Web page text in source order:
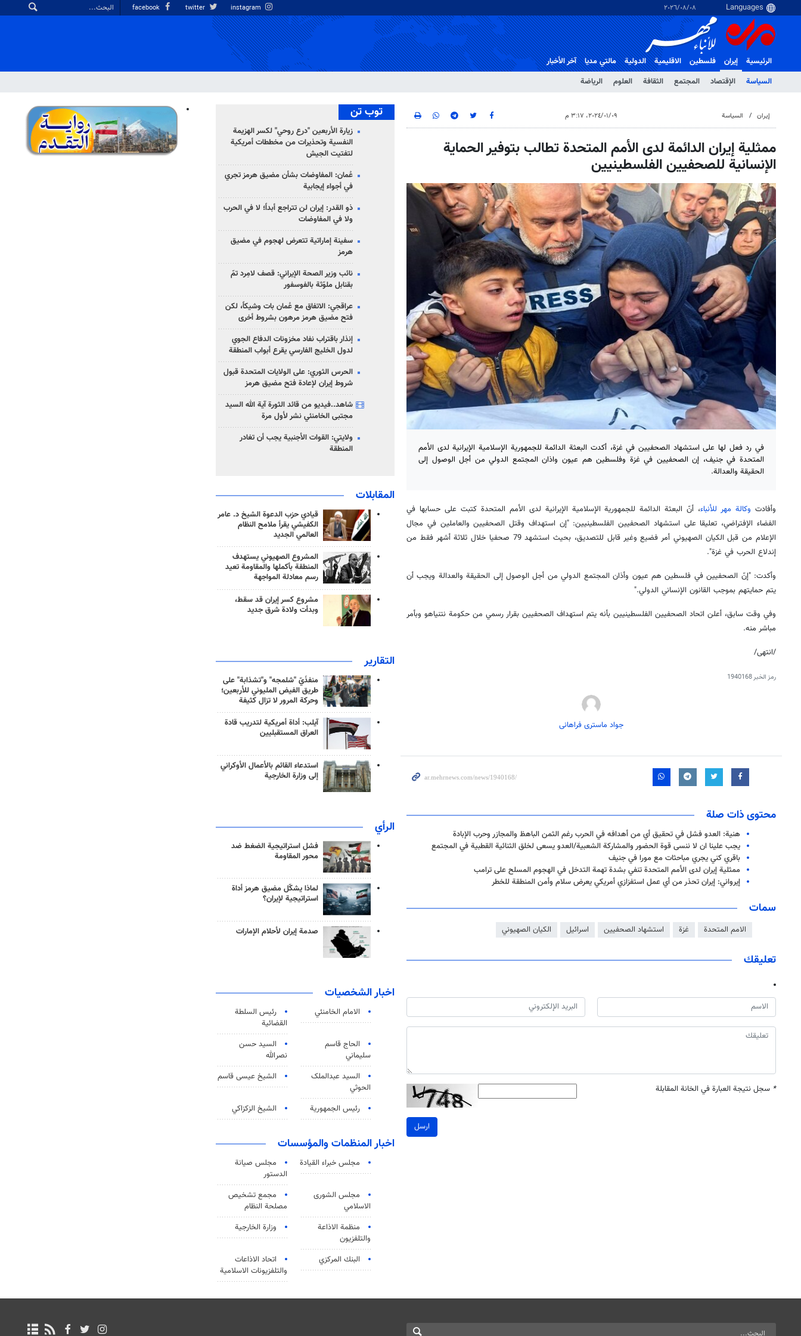
٠٨‏/٠٨‏/٢٠٢٦
الرئيسية
إيران
السياسة
الإقتصاد المجتمع الثقافة العلوم الرياضة
فلسطین الاقلیمیة الدولية مالتي مدیا آخر الأخبار
إيران السياسة ٠٩‏/٠١‏/٢٠٢٤، ٣:١٧ م
ممثلية إيران الدائمة لدى الأمم المتحدة تطالب بتوفير الحماية
الإنسانية للصحفيين الفلسطينيين
في رد فعل لها على استشهاد الصحفيين في غزة، أكدت البعثة الدائمة للجمهورية الإسلامية الإيرانية لدى الأمم
المتحدة في جنيف، إن الصحفيين في غزة وفلسطين هم عيون واذان المجتمع الدولي من أجل الوصول إلى
الحقيقة والعدالة.
وأفادت وكالة مهر للأنباء، أنّ البعثة الدائمة للجمهورية الإسلامية الإيرانية لدى الأمم المتحدة كتبت على حسابها في
الفضاء الإفتراضي، تعليقا على استشهاد الصحفيين الفلسطينيين: "إن استهداف وقتل الصحفيين والعاملين في مجال
الإعلام من قبل الكيان الصهيوني أمر فضيع وغير قابل للتصديق، بحيث استشهد 79 صحفيا خلال ثلاثة أشهر فقط من
إندلاع الحرب في غزة".
وأكدت: "إنّ الصحفيين في فلسطين هم عيون وأذان المجتمع الدولي من أجل الوصول إلى الحقيقة والعدالة ويجب أن
يتم حمايتهم بموجب القانون الإنساني الدولي."
وفي وقت سابق، أعلن اتحاد الصحفيين الفلسطينيين بأنه يتم استهداف الصحفيين بقرار رسمي من حكومة نتنياهو وبأمر
مباشر منه.
/انتهى/
رمز الخبر1940168
جواد ماستری فراهانی
محتوى ذات صلة
هنية: العدو فشل في تحقيق أي من أهدافه في الحرب رغم الثمن الباهظ والمجازر وحرب الإبادة
يجب علينا ان لا ننسى قوة الحضور والمشاركة الشعبية/العدو يسعى لخلق الثنائية القطبية في المجتمع
باقري كني يجري مباحثات مع مورا في جنيف
ممثلية إيران لدى الأمم المتحدة تنفي بشدة تهمة التدخل في الهجوم المسلح على ترامب
إيرواني: إيران تحذر من أي عمل استفزازي أمريكي يعرض سلام وأمن المنطقة للخطر
سمات
الامم المتحدة غزة استشهاد الصحفيين اسرائيل الكيان الصهيوني
تعليقك
* سجل نتيجة العبارة في الخانة المقابلة
ارسل
توب تن
زيارة الأربعين "درع روحي" لكسر الهزيمة
النفسية وتحذيرات من مخططات أمريكية
لتفتيت الجيش
عُمان: المفاوضات بشأن مضيق هرمز تجري
في أجواء إيجابية
ذو القدر: إيران لن تتراجع أبداً؛ لا في الحرب
ولا في المفاوضات
سفينة إماراتية تتعرض لهجوم في مضيق
هرمز
نائب وزير الصحة الإيراني: قصف لامِرد تمّ
بقنابل ملوّثة بالفوسفور
عراقجي: الاتفاق مع عُمان بات وشيكاً، لكن
فتح مضيق هرمز مرهون بشروط أخرى
إنذار باقتراب نفاد مخزونات الدفاع الجوي
لدول الخليج الفارسي يقرع أبواب المنطقة
الحرس الثوري: على الولايات المتحدة قبول
شروط إيران لإعادة فتح مضيق هرمز
شاهد..فيديو من قائد الثورة آية الله السيد
مجتبى الخامنئي نشر لأول مرة
ولايتي: القوات الأجنبية يجب أن تغادر
المنطقة
المقابلات
قيادي حزب الدعوة الشيخ د. عامر
الكفيشي يقرأ ملامح النظام
العالمي الجديد
المشروع الصهيوني يستهدف
المنطقة بأكملها والمقاومة تعيد
رسم معادلة المواجهة
مشروع كسر إيران قد سقط،
وبدأت ولادة شرق جديد
التقارير
منفذَيّ "شلمجه" و"تشذابة" على
طريق الفيض المليوني للأربعين؛
وحركة المرور لا تزال كثيفة
آيلب: أداة أمريكية لتدريب قادة
العراق المستقبليين
استدعاء القائم بالأعمال الأوكراني
إلى وزارة الخارجية
الرأي
فشل استراتيجية الضغط ضد
محور المقاومة
لماذا يشكّل مضيق هرمز أداة
استراتيجية لإيران؟
صدمة إيران لأحلام الإمارات
اخبار الشخصيات
الامام الخامنئي
رئیس السلطة
القضائیة
الحاج قاسم
سليماني
السيد حسن
نصرالله
السید عبدالملک
الحوثي
الشيخ عيسى قاسم
رئيس الجمهورية الشيخ الزكزاكي
اخبار المنظمات والمؤسسات
مجلس خبراء القيادة
مجلس صيانة
الدستور
مجلس الشورى
الاسلامي
مجمع تشخيص
مصلحة النظام
منظمة الاذاعة
والتلفزیون
وزارة الخارجية
البنك المركزي
اتحاد الاذاعات
والتلفزيونات الاسلامية